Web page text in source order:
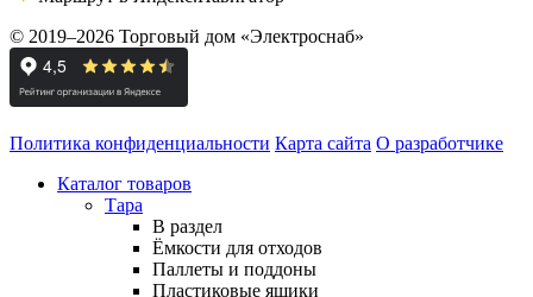
© 2019–2026 Торговый дом «Электроснаб»
Политика конфиденциальности Карта сайта О разработчике
Каталог товаров
Тара
В раздел
Ёмкости для отходов
Паллеты и поддоны
Пластиковые ящики